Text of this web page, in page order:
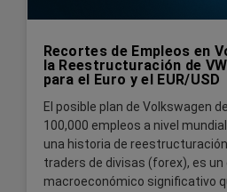
Recortes de Empleos en
la Reestructuración de
para el Euro y el EUR/USD
El posible plan de Volkswagen
100,000 empleos a nivel
una historia de
traders de divisas (forex), es un
macroeconómico significativo